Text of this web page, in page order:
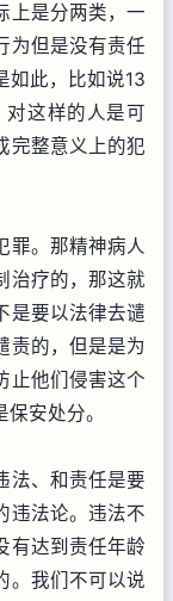
上是分两类，一
为但是没有责任
如此，比如说13
对这样的人是可
完整意义上的犯
罪。那精神病人
治疗的，那这就
是要以法律去谴
责的，但是是为
止他们侵害这个
安处分。
法、和责任是要
违法论。违法不
有达到责任年龄
。我们不可以说